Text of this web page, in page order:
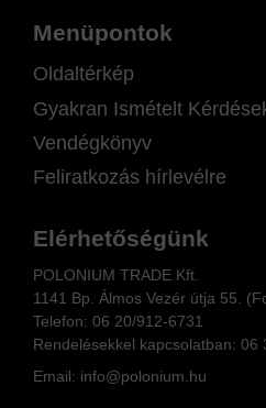
Menüpontok
Oldaltérkép
Gyakran Ismételt
Vendégkönyv
Feliratkozás hírlevélre
Elérhetőségünk
POLONIUM TRADE Kft.
1141 Bp. Álmos Vezér útja 55.
Telefon: 06 20/912-6731
Rendelésekkel kapcsolatban: 06
Email: info@polonium.hu